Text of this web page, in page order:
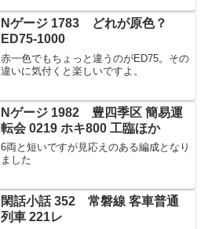
Nゲージ 1783 どれが原色？
ED75-1000
赤一色でもちょっと違うのがED75。その
違いに気付くと楽しいですよ。
Nゲージ 1982 豊四季区 簡易運
転会 0219 ホキ800 工臨ほか
6両と短いですが見応えのある編成となり
ました
閑話小話 352 常磐線 客車普通
列車 221レ